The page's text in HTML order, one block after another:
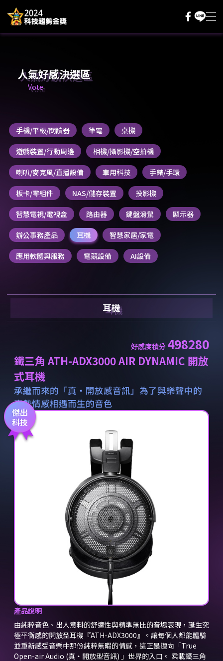
評審辦法
人氣好感決選區
Vote
手機/平板/閱讀器 筆電 桌機
遊戲裝置/行動周邊 相機/攝影機/空拍機
喇叭/麥克風/直播設備 車用科技 手錶/手環
板卡/零組件 NAS/儲存裝置 投影機
智慧電視/電視盒 路由器 鍵盤滑鼠 顯示器
辦公事務產品 耳機 智慧家居/家電
應用軟體與服務 電競設備 AI設備
耳機
鐵三角 ATH-ADX3000 AIR DYNAMIC 開放
式耳機
承繼而來的「真・開放感音訊」為了與樂聲中的
真摯情感相遇而生的音色
好感度積分 498280
傑出
科技
產品說明
由純粹音色、出人意料的舒適性與精準無比的音場表現，誕生究
極平衡感的開放型耳機『ATH-ADX3000』。讓每個人都能體驗
並重新感受音樂中那份純粹無暇的情感，這正是邁向「True
Open-air Audio (真・開放型音訊) 」世界的入口。 乘載鐵三角